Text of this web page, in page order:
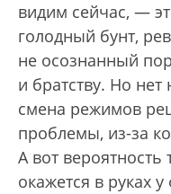
видим сейчас, —
голодный бунт,
не осознанный
и братству. Но нет
смена режимов
проблемы, из-за
А вот вероятность
окажется в руках